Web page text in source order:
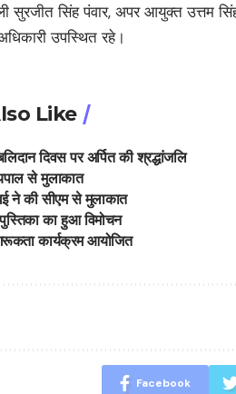
सुरजीत सिंह पंवार, अपर आयुक्त उत्तम
उपस्थित रहे।
Like
दिवस पर अर्पित की श्रद्धांजलि
से मुलाकात
ने की सीएम से मुलाकात
का हुआ विमोचन
कार्यक्रम आयोजित
Facebook